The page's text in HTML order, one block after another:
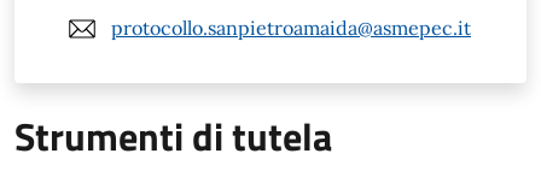
protocollo.sanpietroamaida@asmepec.it
Strumenti di tutela